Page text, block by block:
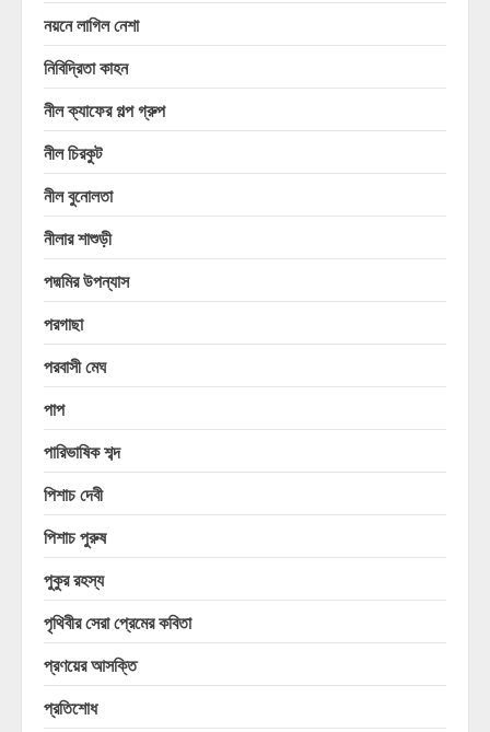
নয়নে লাগিল নেশা
নিবিদ্রিতা কাহন
নীল ক্যাফের গল্প গ্রুপ
নীল চিরকুট
নীল বুনোলতা
নীলার শাশুড়ী
পদ্মমির উপন্যাস
পরগাছা
পরবাসী মেঘ
পাপ
পারিভাষিক শব্দ
পিশাচ দেবী
পিশাচ পুরুষ
পুকুর রহস্য
পৃথিবীর সেরা প্রেমের কবিতা
প্রণয়ের আসক্তি
প্রতিশোধ